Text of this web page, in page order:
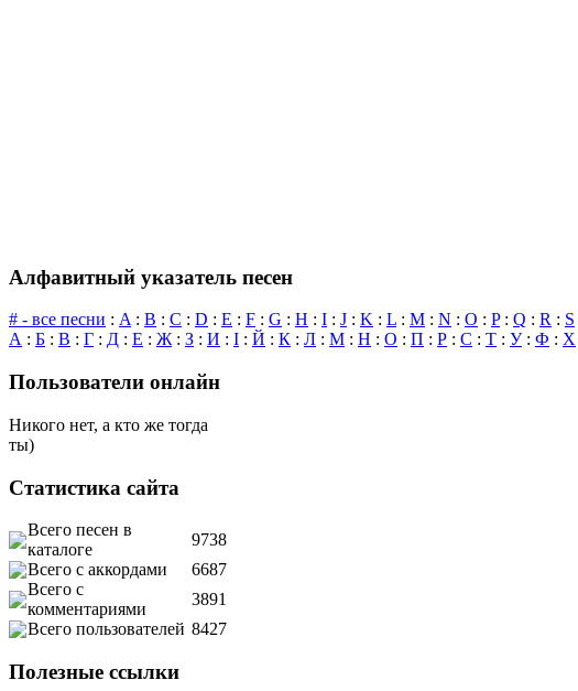
Алфавитный указатель песен
# - все песни : A: B : C : D : E : F : G : H : I : J : K : L : M : N : O : P: Q : R : S
А : Б : В : Г : Д : Е : Ж: З : И : І : Й : К : Л : М : Н : О : П : Р : С : Т : У: Ф : Х
Пользователи онлайн
Никого нет, а кто же тогда
ты)
Статистика сайта
Всего песен в
каталоге
9738
Всего с аккордами
6687
Всего с
комментариями
3891
Всего пользователей 8427
Полезные ссылки